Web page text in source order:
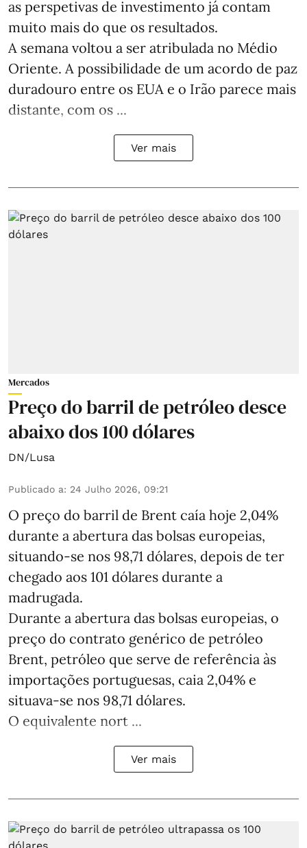
as perspetivas de investimento já contam
muito mais do que os resultados.
A semana voltou a ser atribulada no Médio
Oriente. A possibilidade de um acordo de paz
duradouro entre os EUA e o Irão parece mais
distante, com os ...
Ver mais
Mercados
Preço do barril de petróleo desce
abaixo dos 100 dólares
DN/Lusa
Publicado a: 24 Julho 2026, 09:21
O preço do barril de Brent caía hoje 2,04%
durante a abertura das bolsas europeias,
situando-se nos 98,71 dólares, depois de ter
chegado aos 101 dólares durante a
madrugada.
Durante a abertura das bolsas europeias, o
preço do contrato genérico de petróleo
Brent, petróleo que serve de referência às
importações portuguesas, caia 2,04% e
situava-se nos 98,71 dólares.
O equivalente nort ...
Ver mais